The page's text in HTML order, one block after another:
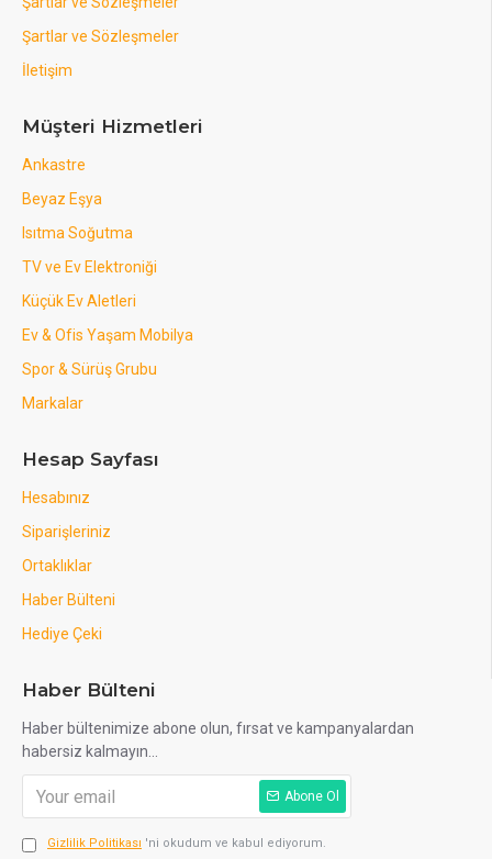
Şartlar ve Sözleşmeler
İletişim
Müşteri Hizmetleri
Ankastre
Beyaz Eşya
Isıtma Soğutma
TV ve Ev Elektroniği
Küçük Ev Aletleri
Ev & Ofis Yaşam Mobilya
Spor & Sürüş Grubu
Markalar
Hesap Sayfası
Hesabınız
Siparişleriniz
Ortaklıklar
Haber Bülteni
Hediye Çeki
Haber Bülteni
Haber bültenimize abone olun, fırsat ve kampanyalardan
habersiz kalmayın...
Abone Ol
Gizlilik Politikası 'ni okudum ve kabul ediyorum.